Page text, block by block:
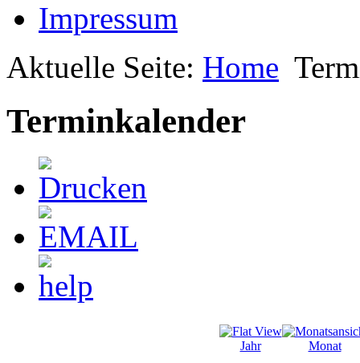
Impressum
Aktuelle Seite: Home
Terminkalender
Jahr Monat